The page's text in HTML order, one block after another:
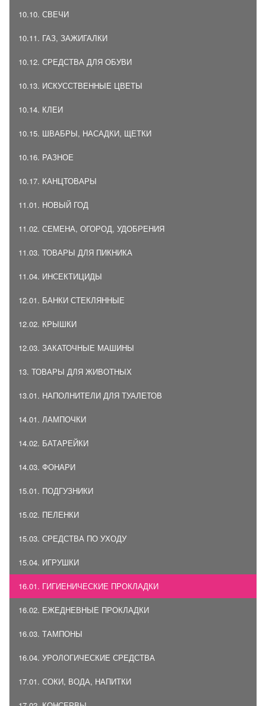
10.10. СВЕЧИ
10.11. ГАЗ, ЗАЖИГАЛКИ
10.12. СРЕДСТВА ДЛЯ ОБУВИ
10.13. ИСКУССТВЕННЫЕ ЦВЕТЫ
10.14. КЛЕИ
10.15. ШВАБРЫ, НАСАДКИ, ЩЕТКИ
10.16. РАЗНОЕ
10.17. КАНЦТОВАРЫ
11.01. НОВЫЙ ГОД
11.02. СЕМЕНА, ОГОРОД, УДОБРЕНИЯ
11.03. ТОВАРЫ ДЛЯ ПИКНИКА
11.04. ИНСЕКТИЦИДЫ
12.01. БАНКИ СТЕКЛЯННЫЕ
12.02. КРЫШКИ
12.03. ЗАКАТОЧНЫЕ МАШИНЫ
13. ТОВАРЫ ДЛЯ ЖИВОТНЫХ
13.01. НАПОЛНИТЕЛИ ДЛЯ ТУАЛЕТОВ
14.01. ЛАМПОЧКИ
14.02. БАТАРЕЙКИ
14.03. ФОНАРИ
15.01. ПОДГУЗНИКИ
15.02. ПЕЛЕНКИ
15.03. СРЕДСТВА ПО УХОДУ
15.04. ИГРУШКИ
16.01. ГИГИЕНИЧЕСКИЕ ПРОКЛАДКИ
16.02. ЕЖЕДНЕВНЫЕ ПРОКЛАДКИ
16.03. ТАМПОНЫ
16.04. УРОЛОГИЧЕСКИЕ СРЕДСТВА
17.01. СОКИ, ВОДА, НАПИТКИ